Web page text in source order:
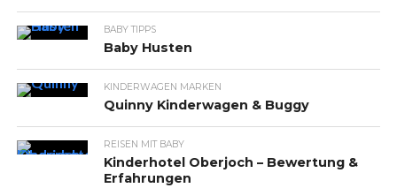
BABY TIPPS
Baby Husten
KINDERWAGEN MARKEN
Quinny Kinderwagen & Buggy
REISEN MIT BABY
Kinderhotel Oberjoch – Bewertung &
Erfahrungen